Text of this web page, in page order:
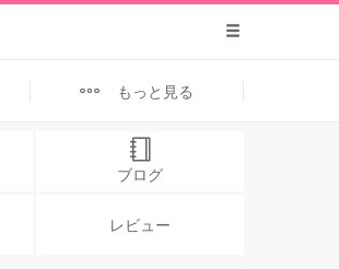
もっと見る
ブログ
レビュー